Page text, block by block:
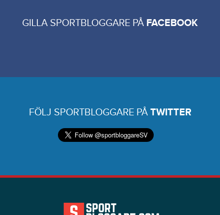
GILLA SPORTBLOGGARE PÅ FACEBOOK
FÖLJ SPORTBLOGGARE PÅ TWITTER